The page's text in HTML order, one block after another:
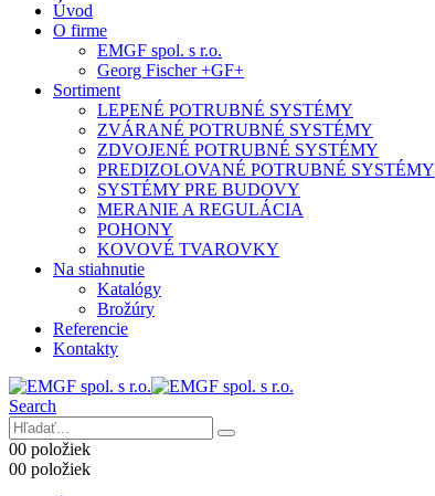
Úvod
O firme
EMGF spol. s r.o.
Georg Fischer +GF+
Sortiment
LEPENÉ POTRUBNÉ SYSTÉMY
ZVÁRANÉ POTRUBNÉ SYSTÉMY
ZDVOJENÉ POTRUBNÉ SYSTÉMY
PREDIZOLOVANÉ POTRUBNÉ SYSTÉMY
SYSTÉMY PRE BUDOVY
MERANIE A REGULÁCIA
POHONY
KOVOVÉ TVAROVKY
Na stiahnutie
Katalógy
Brožúry
Referencie
Kontakty
Search
00 položiek
00 položiek